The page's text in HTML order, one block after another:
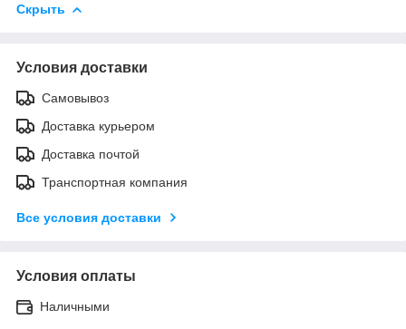
Скрыть
Условия доставки
Самовывоз
Доставка курьером
Доставка почтой
Транспортная компания
Все условия доставки
Условия оплаты
Наличными